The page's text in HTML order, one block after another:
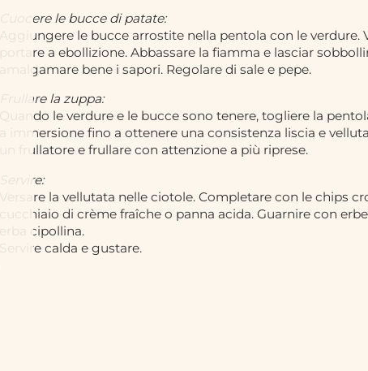
Cuocere le bucce di patate:
Aggiungere le bucce arrostite nella pentola con le verdure.
portare a ebollizione. Abbassare la fiamma e lasciar
amalgamare bene i sapori. Regolare di sale e pepe.
Frullare la zuppa:
Quando le verdure e le bucce sono tenere, togliere la
a immersione fino a ottenere una consistenza liscia e
un frullatore e frullare con attenzione a più riprese.
Servire:
Versare la vellutata nelle ciotole. Completare con le chips
cucchiaio di crème fraîche o panna acida. Guarnire con
erba cipollina.
Servire calda e gustare.